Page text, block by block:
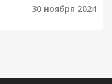
достижении
30 ноября 2024